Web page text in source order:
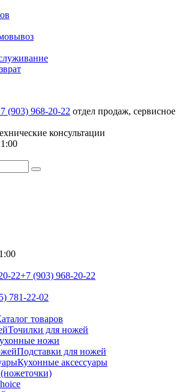
(903) 968-20-22 отдел продаж, сервисное
консультации
22+7 (903) 968-20-22
781‑22‑02
товаров
Точилки для ножей
ножи
Подставки для ножей
Кухонные аксессуары